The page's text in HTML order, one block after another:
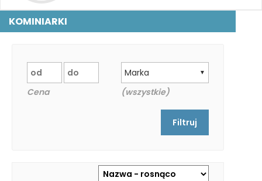
KOMINIARKI
Cena
▼
Marka
(wszystkie)